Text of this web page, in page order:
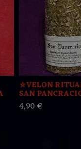
⛤VELON
SAN
4,90 €